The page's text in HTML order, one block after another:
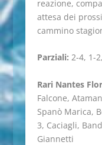
reazione,
attesa dei
cammino
Parziali: 2-4, 1-
Rari Nantes
Falcone,
Spanò Marica,
3, Caciagli,
Giannetti